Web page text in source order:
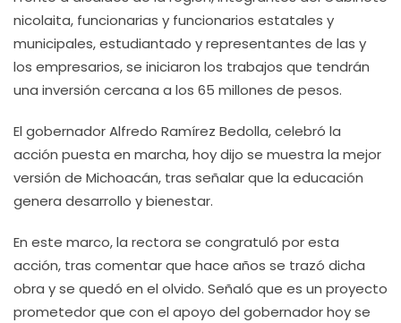
nicolaita, funcionarias y funcionarios estatales y
municipales, estudiantado y representantes de las y
los empresarios, se iniciaron los trabajos que tendrán
una inversión cercana a los 65 millones de pesos.
El gobernador Alfredo Ramírez Bedolla, celebró la
acción puesta en marcha, hoy dijo se muestra la mejor
versión de Michoacán, tras señalar que la educación
genera desarrollo y bienestar.
En este marco, la rectora se congratuló por esta
acción, tras comentar que hace años se trazó dicha
obra y se quedó en el olvido. Señaló que es un proyecto
prometedor que con el apoyo del gobernador hoy se